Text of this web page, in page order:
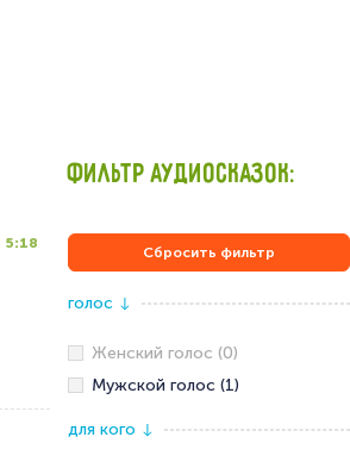
5:18
ФИЛЬТР АУДИОСКАЗОК:
Сбросить фильтр
голос ↓
Женский голос (0)
Мужской голос (1)
для кого ↓